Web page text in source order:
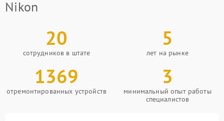
Nikon
20
сотрудников в штате
5
лет на рынке
1369
отремонтированных устройств
3
минимальный опыт работы
специалистов